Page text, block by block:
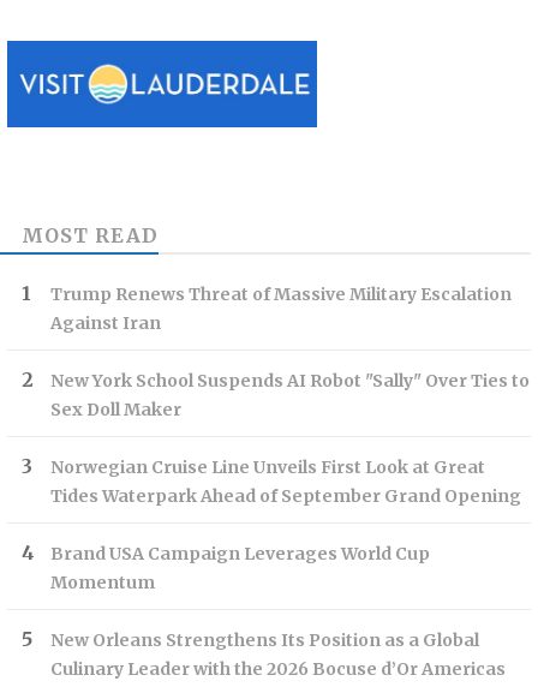
MOST READ
Trump Renews Threat of Massive Military Escalation
Against Iran
New York School Suspends AI Robot "Sally" Over Ties to
Sex Doll Maker
Norwegian Cruise Line Unveils First Look at Great
Tides Waterpark Ahead of September Grand Opening
Brand USA Campaign Leverages World Cup
Momentum
New Orleans Strengthens Its Position as a Global
Culinary Leader with the 2026 Bocuse d’Or Americas